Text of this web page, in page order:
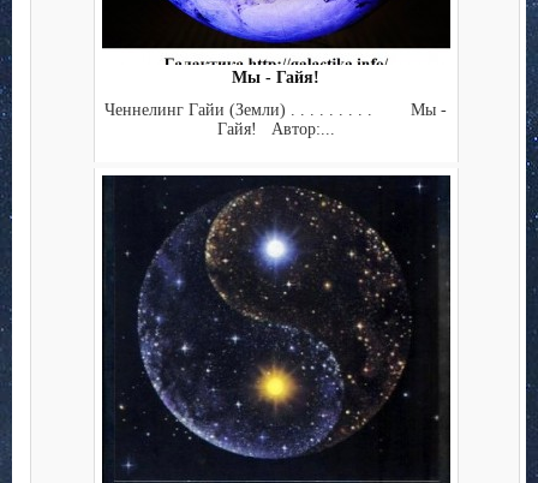
Мы - Гайя!
Ченнелинг Гайи (Земли) . . . . . . . . . Мы -
Гайя! Автор:...